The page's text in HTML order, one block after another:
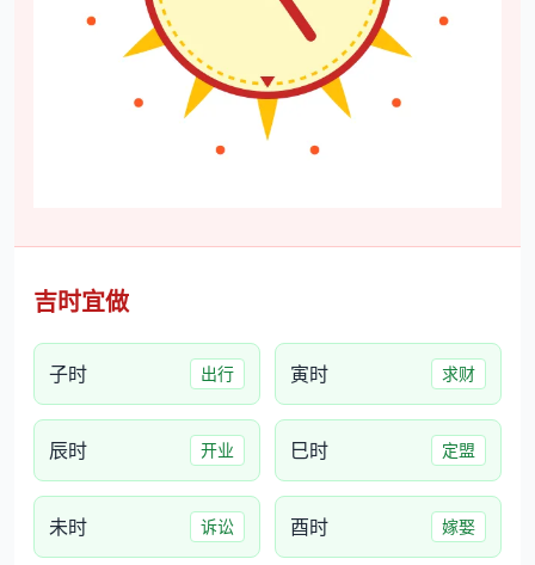
吉时宜做
子时 出行 寅时 求财
辰时 开业 巳时 定盟
未时 诉讼 酉时 嫁娶